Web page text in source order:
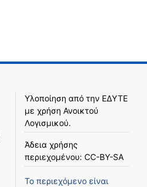
Υλοποίηση από την ΕΔΥΤΕ
με χρήση Ανοικτού
Λογισμικού.
Άδεια χρήσης
περιεχομένου: CC-BY-SA
Το περιεχόμενο είναι